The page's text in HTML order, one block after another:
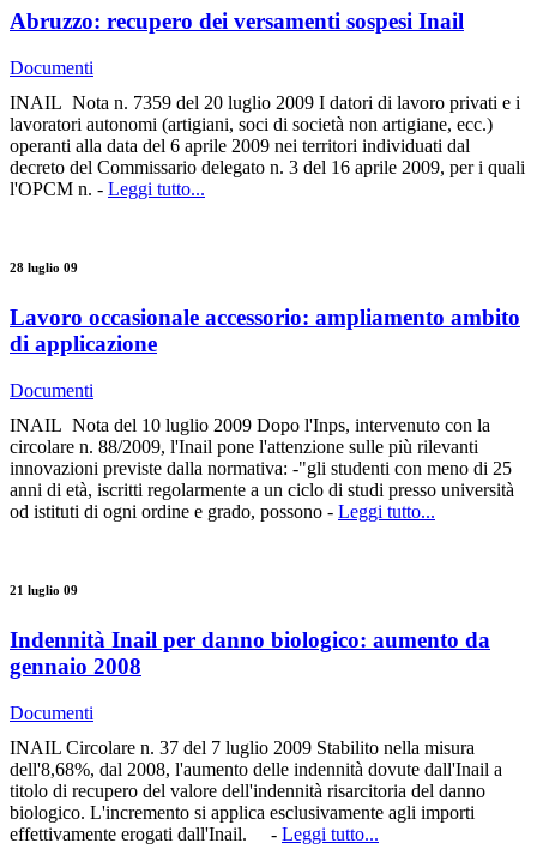
Abruzzo: recupero dei versamenti sospesi Inail
Documenti
INAIL Nota n. 7359 del 20 luglio 2009 I datori di lavoro privati e i
lavoratori autonomi (artigiani, soci di società non artigiane, ecc.)
operanti alla data del 6 aprile 2009 nei territori individuati dal
decreto del Commissario delegato n. 3 del 16 aprile 2009, per i quali
l'OPCM n. - Leggi tutto...
28 luglio 09
Lavoro occasionale accessorio: ampliamento ambito
di applicazione
Documenti
INAIL Nota del 10 luglio 2009 Dopo l'Inps, intervenuto con la
circolare n. 88/2009, l'Inail pone l'attenzione sulle più rilevanti
innovazioni previste dalla normativa: -"gli studenti con meno di 25
anni di età, iscritti regolarmente a un ciclo di studi presso università
od istituti di ogni ordine e grado, possono - Leggi tutto...
21 luglio 09
Indennità Inail per danno biologico: aumento da
gennaio 2008
Documenti
INAIL Circolare n. 37 del 7 luglio 2009 Stabilito nella misura
dell'8,68%, dal 2008, l'aumento delle indennità dovute dall'Inail a
titolo di recupero del valore dell'indennità risarcitoria del danno
biologico. L'incremento si applica esclusivamente agli importi
effettivamente erogati dall'Inail. - Leggi tutto...